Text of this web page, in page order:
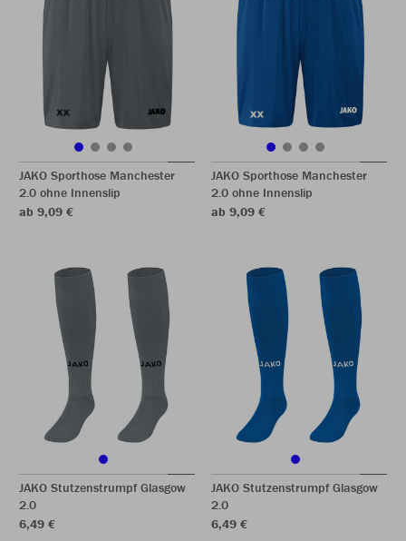
JAKO Sporthose Manchester
2.0 ohne Innenslip
ab 9,09 €
JAKO Sporthose Manchester
2.0 ohne Innenslip
ab 9,09 €
JAKO Stutzenstrumpf Glasgow
2.0
6,49 €
JAKO Stutzenstrumpf Glasgow
2.0
6,49 €